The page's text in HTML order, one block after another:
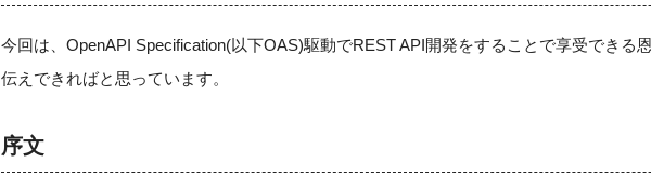
今回は、OpenAPI Specification(以下OAS)駆動でREST API開発をすることで享受できる
伝えできればと思っています。
序文